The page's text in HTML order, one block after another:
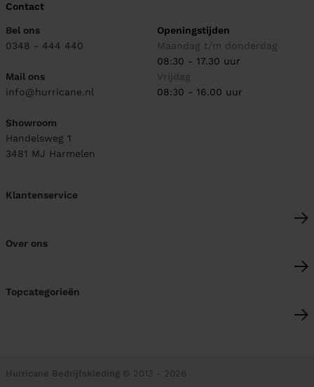
Contact
Bel ons
0348 - 444 440
Mail ons
info@hurricane.nl
Showroom
Handelsweg 1
3481 MJ Harmelen
Openingstijden
Maandag t/m donderdag
08:30 - 17.30 uur
Vrijdag
08:30 - 16.00 uur
Klantenservice
Over ons
Topcategorieën
Hurricane Bedrijfskleding © 2013 - 2026